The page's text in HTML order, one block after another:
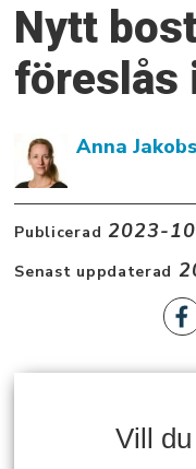
Nytt
föreslås
Anna
Publicerad 2023-
Senast uppdaterad
Vill